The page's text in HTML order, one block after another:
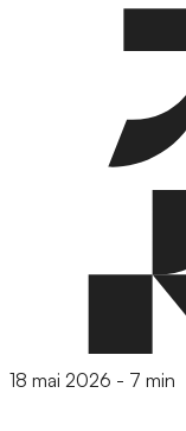
18 mai 2026 - 7 min